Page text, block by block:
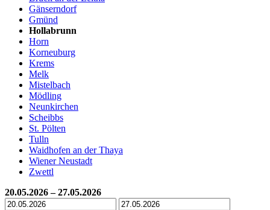
Gänserndorf
Gmünd
Hollabrunn
Horn
Korneuburg
Krems
Melk
Mistelbach
Mödling
Neunkirchen
Scheibbs
St. Pölten
Tulln
Waidhofen an der Thaya
Wiener Neustadt
Zwettl
20.05.2026 – 27.05.2026